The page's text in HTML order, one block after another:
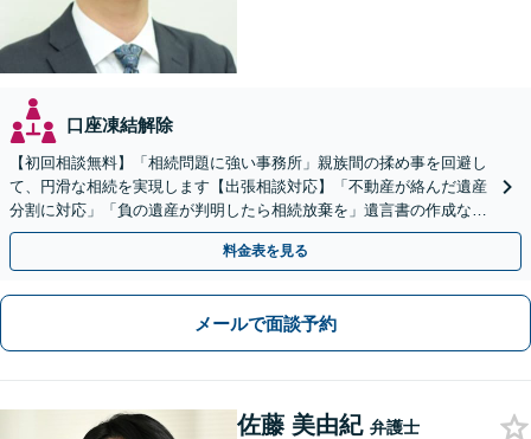
口座凍結解除
【初回相談無料】「相続問題に強い事務所」親族間の揉め事を回避し
て、円滑な相続を実現します【出張相談対応】「不動産が絡んだ遺産
分割に対応」「負の遺産が判明したら相続放棄を」遺言書の作成など
生前対策もお任せ【バリアフリー】【休日・夜間相談あり】
料金表を見る
メールで面談予約
佐藤 美由紀 弁護士